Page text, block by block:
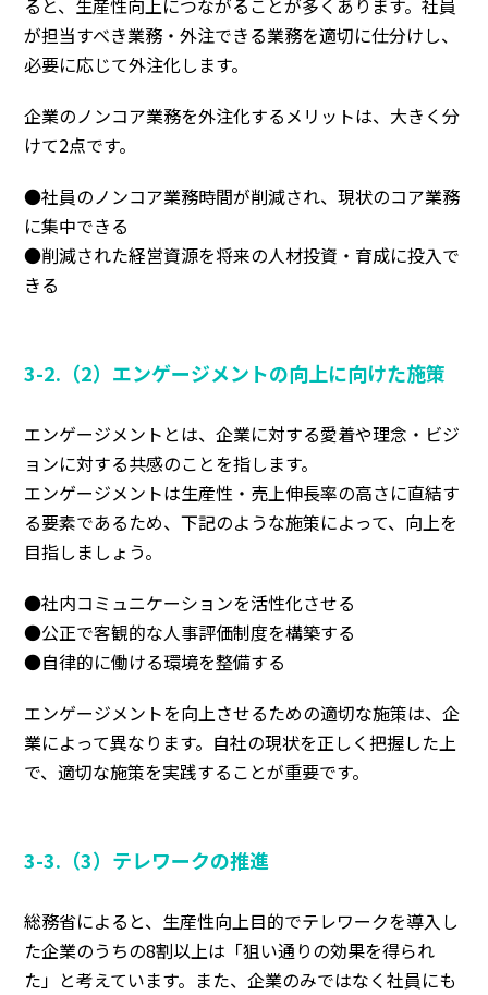
ると、生産性向上につながることが多くあります。 社員
が担当すべき業務・外注できる業務を適切に仕分けし、
必要に応じて外注化します。
企業のノンコア業務を外注化するメリットは、大きく分
けて2点です。
●社員のノンコア業務時間が削減され、現状のコア業務
に集中できる
●削減された経営資源を将来の人材投資・育成に投入で
きる
3-2.（2）エンゲージメントの向上に向けた施策
エンゲージメントとは、 企業に対する愛着や理念・ビジ
ョンに対する共感のことを指します。
エンゲージメントは生産性・売上伸長率の高さに直結す
る要素であるため、下記のような施策によって、向上を
目指しましょう。
●社内コミュニケーションを活性化させる
●公正で客観的な人事評価制度を構築する
●自律的に働ける環境を整備する
エンゲージメントを向上させるための適切な施策は、企
業によって異なります。 自社の現状を正しく把握した上
で、適切な施策を実践することが重要です。
3-3.（3）テレワークの推進
総務省によると、 生産性向上目的でテレワークを導入し
た企業のうちの8割以上は「狙い通りの効果を得られ
た」 と考えています。また、企業のみではなく社員にも